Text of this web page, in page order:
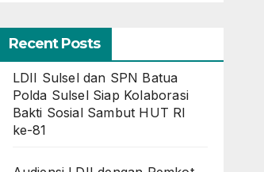
Recent Posts
LDII Sulsel dan SPN Batua
Polda Sulsel Siap Kolaborasi
Bakti Sosial Sambut HUT RI
ke-81